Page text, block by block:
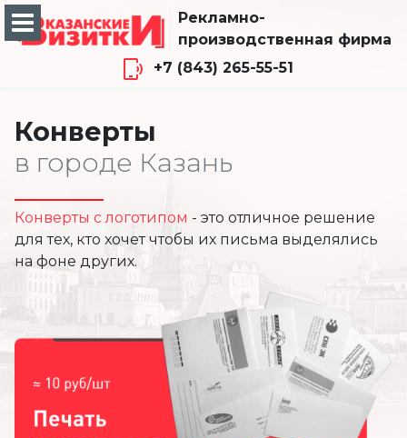
Рекламно-
производственная фирма
+7 (843) 265-55-51
Конверты
в городе Казань
Конверты с логотипом - это отличное решение
для тех, кто хочет чтобы их письма выделялись
на фоне других.